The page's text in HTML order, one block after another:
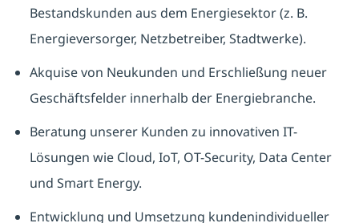
Bestandskunden aus dem Energiesektor (z. B.
Energieversorger, Netzbetreiber, Stadtwerke).
Akquise von Neukunden und Erschließung neuer
Geschäftsfelder innerhalb der Energiebranche.
Beratung unserer Kunden zu innovativen IT-
Lösungen wie Cloud, IoT, OT-Security, Data Center
und Smart Energy.
Entwicklung und Umsetzung kundenindividueller